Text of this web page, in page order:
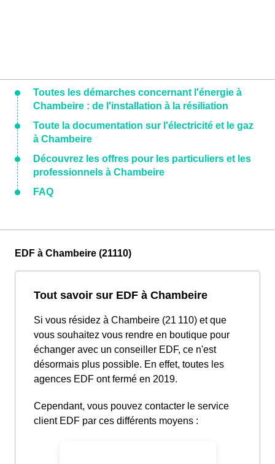
Toutes les démarches concernant l'énergie à
Chambeire : de l'installation à la résiliation
Toute la documentation sur l'électricité et le gaz
à Chambeire
Découvrez les offres pour les particuliers et les
professionnels à Chambeire
FAQ
EDF à Chambeire (21110)
Tout savoir sur EDF à Chambeire
Si vous résidez à Chambeire (21 110) et que
vous souhaitez vous rendre en boutique pour
échanger avec un conseiller EDF, ce n'est
désormais plus possible. En effet, toutes les
agences EDF ont fermé en 2019.
Cependant, vous pouvez contacter le service
client EDF par ces différents moyens :